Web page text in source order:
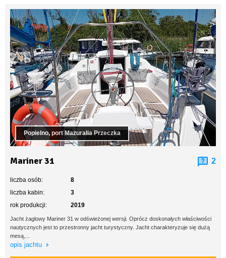
Popielno, port Mazuralia Przeczka
Mariner 31 2
liczba osób:
8
liczba kabin:
3
rok produkcji:
2019
Jacht żaglowy Mariner 31 w odświeżonej wersji. Oprócz doskonałych właściwości
nautycznych jest to przestronny jacht turystyczny. Jacht charakteryzuje się dużą
mesą,...
opis jachtu